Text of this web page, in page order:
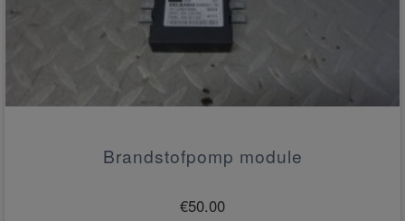
Brandstofpomp module
€50.00